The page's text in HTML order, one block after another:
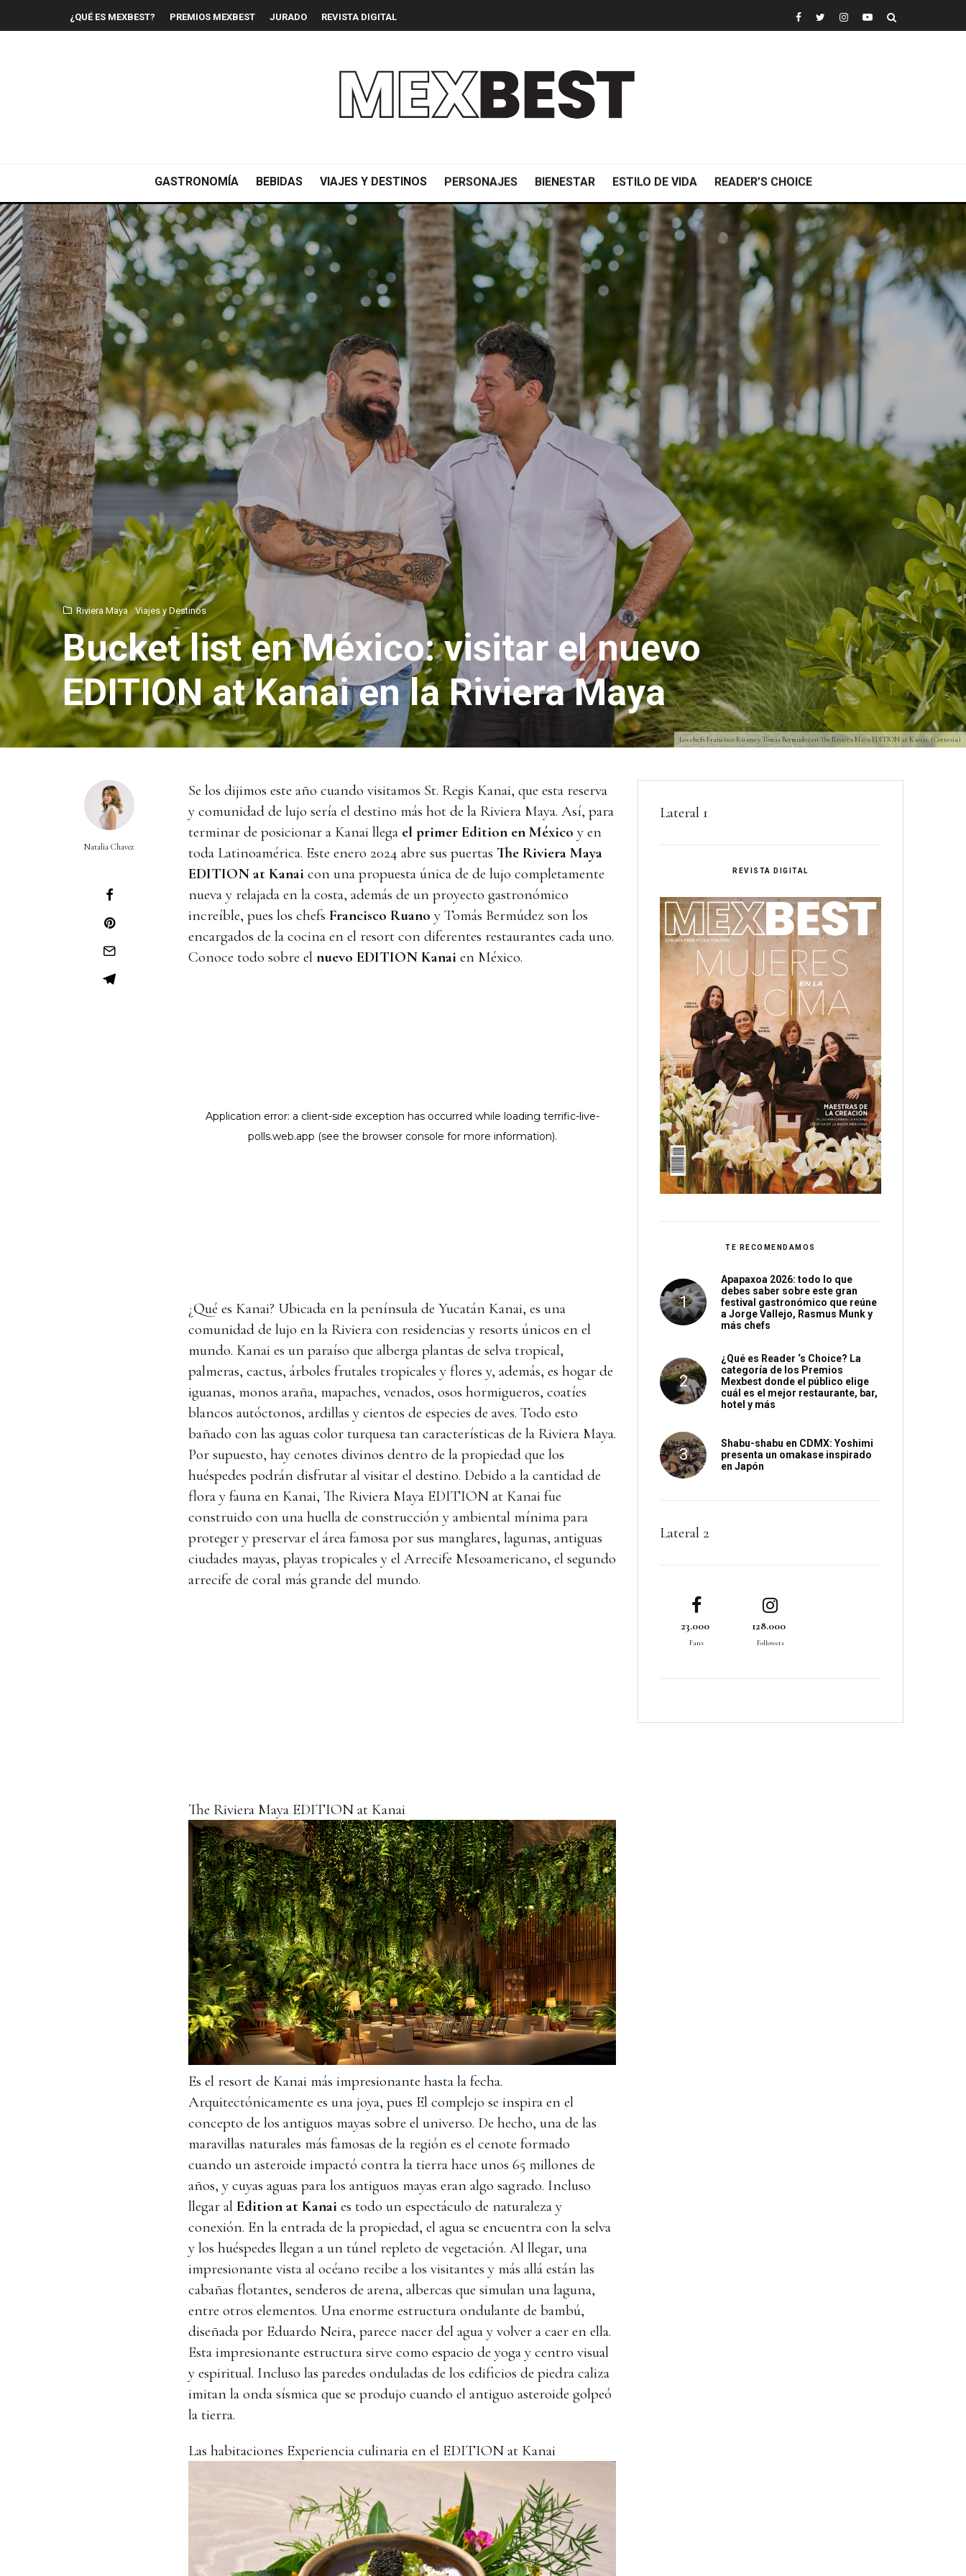
¿QUÉ ES MEXBEST? PREMIOS MEXBEST JURADO REVISTA DIGITAL
GASTRONOMÍA BEBIDAS VIAJES Y DESTINOS PERSONAJES BIENESTAR ESTILO DE VIDA READER’S CHOICE
Los chefs Francisco Ruano y Tomás Bermúdez en The Riviera Maya EDITION at Kanai. (Cortesía)
Riviera Maya Viajes y Destinos
Bucket list en México: visitar el nuevo
EDITION at Kanai en la Riviera Maya
Natalia Chavez
Se los dijimos este año cuando visitamos St. Regis Kanai, que esta reserva
y comunidad de lujo sería el destino más hot de la Riviera Maya. Así, para
terminar de posicionar a Kanai llega el primer Edition en México y en
toda Latinoamérica. Este enero 2024 abre sus puertas The Riviera Maya
EDITION at Kanai con una propuesta única de de lujo completamente
nueva y relajada en la costa, además de un proyecto gastronómico
increíble, pues los chefs Francisco Ruano y Tomás Bermúdez son los
encargados de la cocina en el resort con diferentes restaurantes cada uno.
Conoce todo sobre el nuevo EDITION Kanai en México.
¿Qué es Kanai? Ubicada en la península de Yucatán Kanai, es una
comunidad de lujo en la Riviera con residencias y resorts únicos en el
mundo. Kanai es un paraíso que alberga plantas de selva tropical,
palmeras, cactus, árboles frutales tropicales y flores y, además, es hogar de
iguanas, monos araña, mapaches, venados, osos hormigueros, coatíes
blancos autóctonos, ardillas y cientos de especies de aves. Todo esto
bañado con las aguas color turquesa tan características de la Riviera Maya.
Por supuesto, hay cenotes divinos dentro de la propiedad que los
huéspedes podrán disfrutar al visitar el destino. Debido a la cantidad de
flora y fauna en Kanai, The Riviera Maya EDITION at Kanai fue
construido con una huella de construcción y ambiental mínima para
proteger y preservar el área famosa por sus manglares, lagunas, antiguas
ciudades mayas, playas tropicales y el Arrecife Mesoamericano, el segundo
arrecife de coral más grande del mundo.
The Riviera Maya EDITION at Kanai
Es el resort de Kanai más impresionante hasta la fecha.
Arquitectónicamente es una joya, pues El complejo se inspira en el
concepto de los antiguos mayas sobre el universo. De hecho, una de las
maravillas naturales más famosas de la región es el cenote formado
cuando un asteroide impactó contra la tierra hace unos 65 millones de
años, y cuyas aguas para los antiguos mayas eran algo sagrado. Incluso
llegar al Edition at Kanai es todo un espectáculo de naturaleza y
conexión. En la entrada de la propiedad, el agua se encuentra con la selva
y los huéspedes llegan a un túnel repleto de vegetación. Al llegar, una
impresionante vista al océano recibe a los visitantes y más allá están las
cabañas flotantes, senderos de arena, albercas que simulan una laguna,
entre otros elementos. Una enorme estructura ondulante de bambú,
diseñada por Eduardo Neira, parece nacer del agua y volver a caer en ella.
Esta impresionante estructura sirve como espacio de yoga y centro visual
y espiritual. Incluso las paredes onduladas de los edificios de piedra caliza
imitan la onda sísmica que se produjo cuando el antiguo asteroide golpeó
la tierra.
Las habitaciones Experiencia culinaria en el EDITION at Kanai
Lateral 1
REVISTA DIGITAL
TE RECOMENDAMOS
Apapaxoa 2026: todo lo que
debes saber sobre este gran
festival gastronómico que reúne
a Jorge Vallejo, Rasmus Munk y
más chefs
¿Qué es Reader ‘s Choice? La
categoría de los Premios
Mexbest donde el público elige
cuál es el mejor restaurante, bar,
hotel y más
Shabu-shabu en CDMX: Yoshimi
presenta un omakase inspirado
en Japón
Lateral 2
23.000
Fans
128.000
Followers